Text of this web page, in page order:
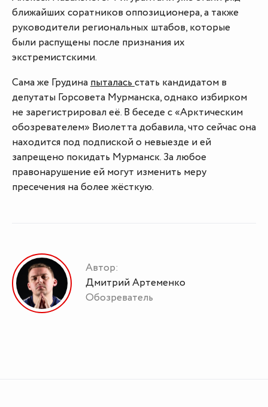
ближайших соратников оппозиционера, а также
руководители региональных штабов, которые
были распущены после признания их
экстремистскими.
Сама же Грудина пыталась стать кандидатом в
депутаты Горсовета Мурманска, однако избирком
не зарегистрировал её. В беседе с «Арктическим
обозревателем» Виолетта добавила, что сейчас она
находится под подпиской о невыезде и ей
запрещено покидать Мурманск. За любое
правонарушение ей могут изменить меру
пресечения на более жёсткую.
Автор:
Дмитрий Артеменко
Обозреватель